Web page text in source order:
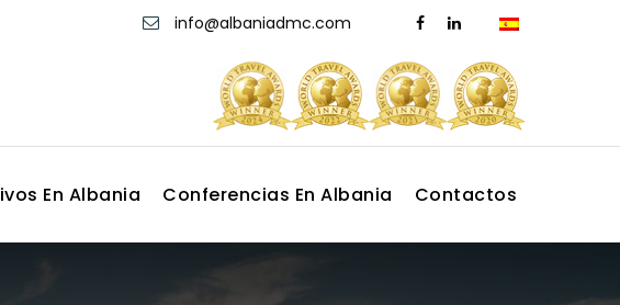
info@albaniadmc.com
En Albania Conferencias En Albania Contactos